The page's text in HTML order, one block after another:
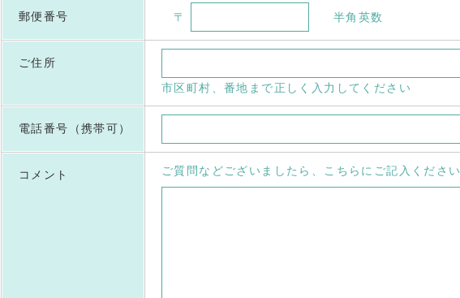
郵便番号 〒 半角英数
ご住所
市区町村、番地まで正しく入力してください
電話番号（携帯可）
コメント ご質問などございましたら、こちらにご記入ください